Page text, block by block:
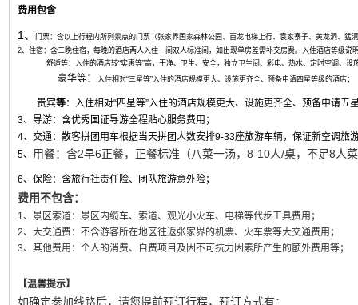
费用包含
1、
门票：含以上行程内所列景点的门票（张家界国家森林公园、百龙电梯上行、袁家寨子、黄龙洞、猛
2、住宿：含三晚住宿，每晚的酒店两人入住一间双人标准间，如出现单房差需补交房费。入住酒店等级说
舒适等：入住的酒店较“实惠等”高，干净、卫生、安全，独立卫生间、彩电、热水、定时空调、设
豪华等： 入住相对“三星等”入住的酒店规模更大、设施更齐全、预备申请四星等级的酒店；
贵宾等：入住相对“四星等”入住的酒店规模更大、设施更齐全、预备申请五
3、导游：含优秀国证导游全程贴心服务费用；
4、交通：散客拼团用车根据当天拼团人数安排9-33座旅游车辆，保证新空调旅
5、 用餐：含2早6正餐，正餐标准（八菜一汤，8-10人/桌，不足8人
6、保险：含旅行社责任险、团队旅游意外险；
费用不包含：
1、景区索道：景区内缆车、索道、观光小火车、电梯等代步工具费用；
2、大交通费：不含游客所在地区往返张家界的机票、火车票等大交通费用；
3、其他费用：个人的消费、自费项目及因不可抗力因素所产生的额外费用等；
【温馨提示】
如确定参加线路后，请您提前预订行程，预订方式有：